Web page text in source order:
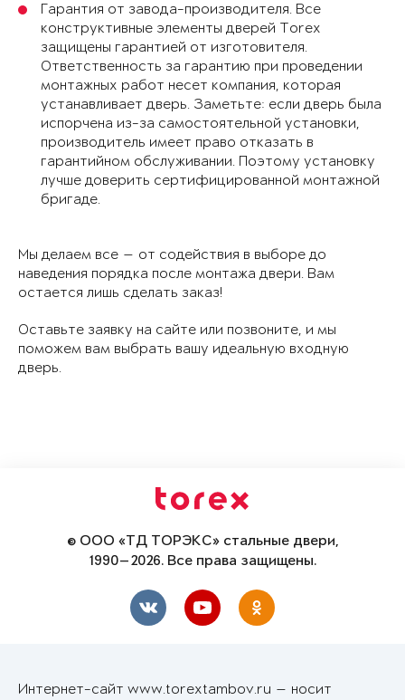
Гарантия от завода-производителя. Все
конструктивные элементы дверей Torex
защищены гарантией от изготовителя.
Ответственность за гарантию при проведении
монтажных работ несет компания, которая
устанавливает дверь. Заметьте: если дверь была
испорчена из-за самостоятельной установки,
производитель имеет право отказать в
гарантийном обслуживании. Поэтому установку
лучше доверить сертифицированной монтажной
бригаде.
Мы делаем все — от содействия в выборе до
наведения порядка после монтажа двери. Вам
остается лишь сделать заказ!
Оставьте заявку на сайте или позвоните, и мы
поможем вам выбрать вашу идеальную входную
дверь.
© ООО «ТД ТОРЭКС» стальные двери,
1990—2026. Все права защищены.
Интернет-сайт www.torextambov.ru — носит